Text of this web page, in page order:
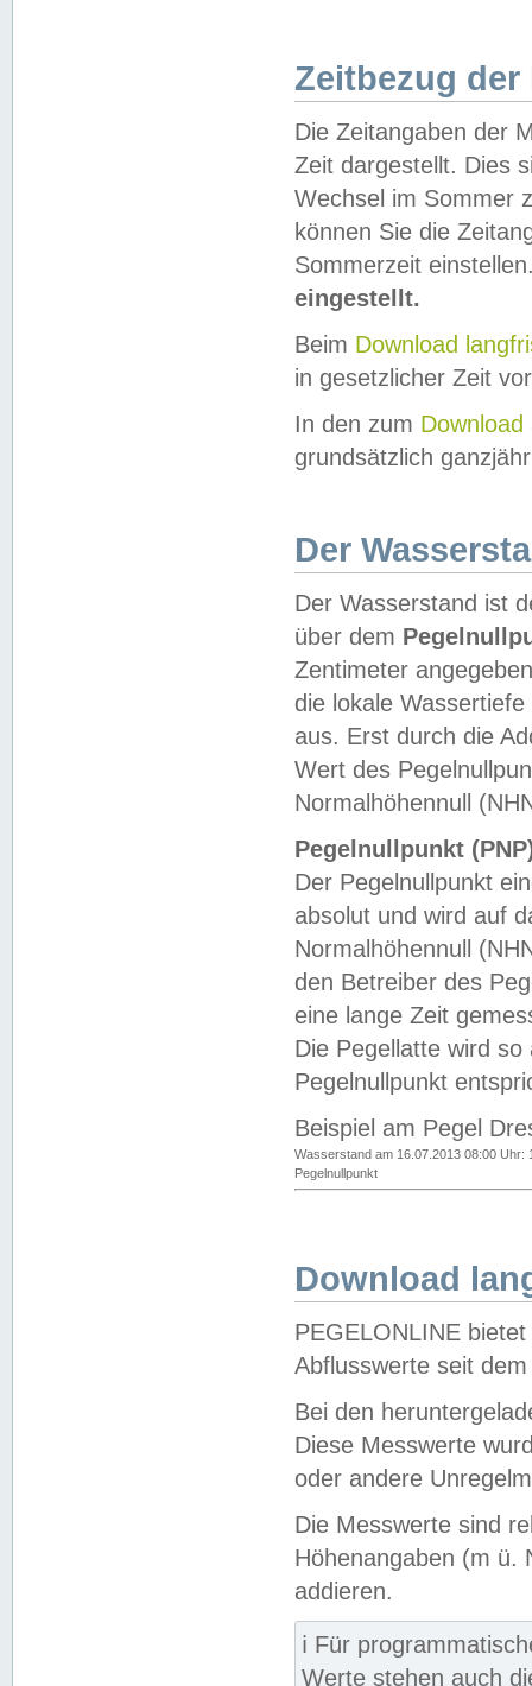
Zeitbezug der
Die Zeitangaben der
Zeit dargestellt. Dies
Wechsel im Sommer
können Sie die
Sommerzeit
eingestellt.
Beim Download
in gesetzlicher Zeit
In den zum Download
grundsätzlich
Der
Der Wasserstand ist
über dem
Zentimeter
die lokale
aus. Erst durch die
Wert des
Normalhöhennull
Pegelnullpunkt
Der Pegelnullpunkt
absolut und wird auf
Normalhöhennull
den Betreiber des
eine lange Zeit
Die Pegellatte wird
Pegelnullpunkt
Beispiel am Pegel
Wasserstand am 16.07.2013 08:00 Uhr:
Pegelnullpunkt
Download
PEGELONLINE
Abflusswerte seit
Bei den
Diese Messwerte
oder andere
Die Messwerte sind
Höhenangaben (m ü.
addieren.
ℹ️ Für
Werte stehen auch